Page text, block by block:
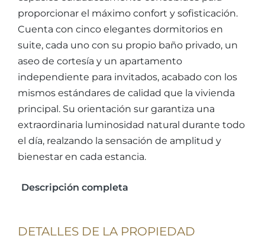
proporcionar el máximo confort y sofisticación.
Cuenta con cinco elegantes dormitorios en
suite, cada uno con su propio baño privado, un
aseo de cortesía y un apartamento
independiente para invitados, acabado con los
mismos estándares de calidad que la vivienda
principal. Su orientación sur garantiza una
extraordinaria luminosidad natural durante todo
el día, realzando la sensación de amplitud y
bienestar en cada estancia.
Descripción completa
DETALLES DE LA PROPIEDAD